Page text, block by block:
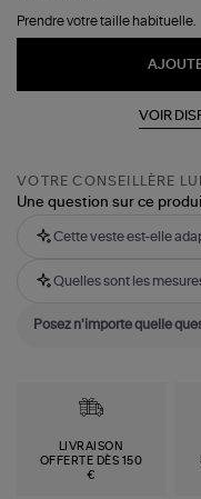
Prendre votre taille habituelle.
VOIR
VOTRE CONSEILLÈRE
Une question sur ce
Cette veste est-elle
Quelles sont les
LIVRAISON
OFFERTE DÈS 150
€